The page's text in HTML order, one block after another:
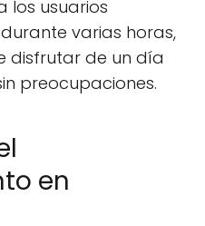
los usuarios
varias horas,
disfrutar de un día
preocupaciones.
en